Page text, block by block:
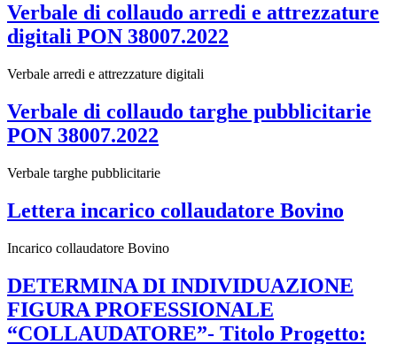
Verbale di collaudo arredi e attrezzature
digitali PON 38007.2022
Verbale arredi e attrezzature digitali
Verbale di collaudo targhe pubblicitarie
PON 38007.2022
Verbale targhe pubblicitarie
Lettera incarico collaudatore Bovino
Incarico collaudatore Bovino
DETERMINA DI INDIVIDUAZIONE
FIGURA PROFESSIONALE
“COLLAUDATORE”- Titolo Progetto: